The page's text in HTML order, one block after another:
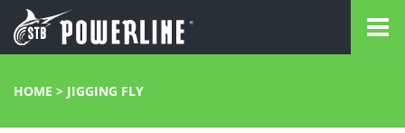
HOME > JIGGING FLY